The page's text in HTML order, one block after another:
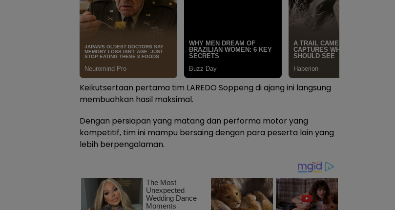
Keikutsertaan pertama tim LAREDO Soppeng di ajang ini langsung
membuahkan hasil maksimal.
Dengan persiapan yang matang dan performa motor yang
kompetitif, tim ini mampu bersaing dengan para peserta lain yang
lebih berpengalaman.